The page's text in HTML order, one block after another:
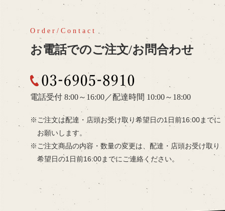
お電話でのご注文/お問合わせ
03-6905-8910
電話受付 8:00～16:00 ／配達時間 10:00～18:00
ご注文は配達・店頭お受け取り希望日の1日前16:00までに
お願いします。
ご注文商品の内容・数量の変更は、 配達・店頭お受け取り
希望日の1日前16:00までにご連絡ください。